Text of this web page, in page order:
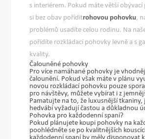
s interiérem. Pokud máte větší
si bez obav poříditrohovou pohovku,
problémů usadíte celou rodinu. Na
pořídíte rozkládací pohovky levně a s
kvality.
Čalouněné pohovky
Pro více namáhané pohovky je
čalounění. Pokud však máte v plánu
novou rozkládací pohovku pouze
pro návštěvy, můžete vybírat i z
Pamatujte na to, že luxusnější
hedvábí vyžadují častou a důkladnou
Pohovka pro každodenní spaní?
Pokud plánujete koupi pohovky na
poohlédněte se po kvalitnějších
každodenní spaníby měly disponovat